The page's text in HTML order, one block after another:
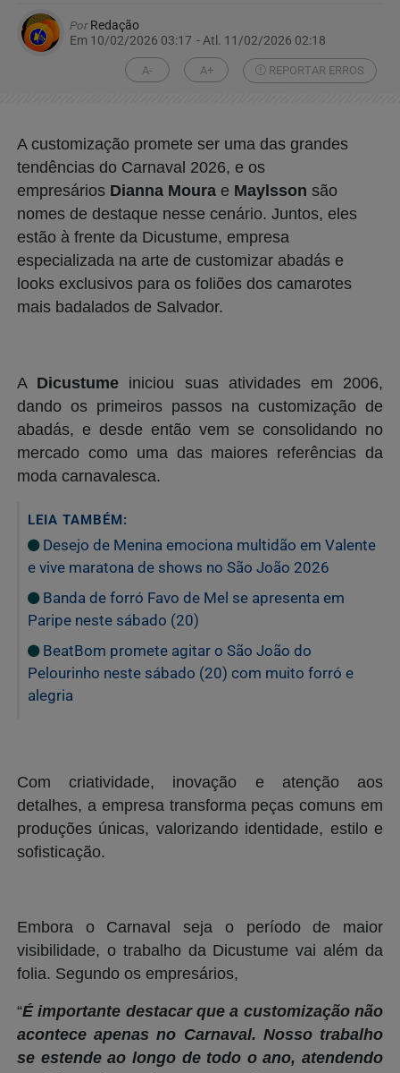
PorRedação
Em 10/02/2026 03:17 - Atl. 11/02/2026 02:18
A- A+ REPORTAR ERROS
A customização promete ser uma das grandes
tendências do Carnaval 2026, e os
empresários Dianna Moura e Maylsson são
nomes de destaque nesse cenário. Juntos, eles
estão à frente da Dicustume, empresa
especializada na arte de customizar abadás e
looks exclusivos para os foliões dos camarotes
mais badalados de Salvador.
A Dicustume iniciou suas atividades em 2006,
dando os primeiros passos na customização de
abadás, e desde então vem se consolidando no
mercado como uma das maiores referências da
moda carnavalesca.
LEIA TAMBÉM:
Desejo de Menina emociona multidão em Valente
e vive maratona de shows no São João 2026
Banda de forró Favo de Mel se apresenta em
Paripe neste sábado (20)
BeatBom promete agitar o São João do
Pelourinho neste sábado (20) com muito forró e
alegria
Com criatividade, inovação e atenção aos
detalhes, a empresa transforma peças comuns em
produções únicas, valorizando identidade, estilo e
sofisticação.
Embora o Carnaval seja o período de maior
visibilidade, o trabalho da Dicustume vai além da
folia. Segundo os empresários,
“É importante destacar que a customização não
acontece apenas no Carnaval. Nosso trabalho
se estende ao longo de todo o ano, atendendo